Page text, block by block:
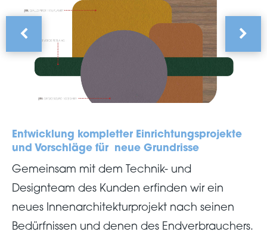
Entwicklung kompletter Einrichtungsprojekte
und Vorschläge für neue Grundrisse
Gemeinsam mit dem Technik- und
Designteam des Kunden erfinden wir ein
neues Innenarchitekturprojekt nach seinen
Bedürfnissen und denen des Endverbrauchers.